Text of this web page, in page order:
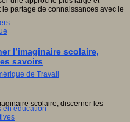
de Travail
en éducation
partage de connaissances avec le
l’imaginaire scolaire,
savoirs